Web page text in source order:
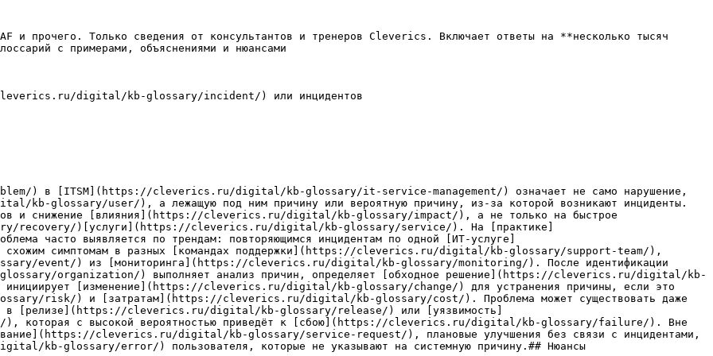
и прочего. Только сведения от консультантов и тренеров Cleverics. Включает ответы на **несколько тысяч
с примерами, объяснениями и нюансами
cleverics.ru/digital/kb-glossary/incident/) или инцидентов
) в [ITSM](https://cleverics.ru/digital/kb-glossary/it-service-management/) означает не само нарушение,
glossary/user/), а лежащую под ним причину или вероятную причину, из‑за которой возникают инциденты.
и снижение [влияния](https://cleverics.ru/digital/kb-glossary/impact/), а не только на быстрое
recovery/)[услуги](https://cleverics.ru/digital/kb-glossary/service/). На [практике]
выявляется по трендам: повторяющимся инцидентам по одной [ИТ-услуге]
симптомам в разных [командах поддержки](https://cleverics.ru/digital/kb-glossary/support-team/),
event/) из [мониторинга](https://cleverics.ru/digital/kb-glossary/monitoring/). После идентификации
organization/) выполняет анализ причин, определяет [обходное решение](https://cleverics.ru/digital/kb-
инициирует [изменение](https://cleverics.ru/digital/kb-glossary/change/) для устранения причины, если это
risk/) и [затратам](https://cleverics.ru/digital/kb-glossary/cost/). Проблема может существовать даже
в [релизе](https://cleverics.ru/digital/kb-glossary/release/) или [уязвимость]
с высокой вероятностью приведёт к [сбою](https://cleverics.ru/digital/kb-glossary/failure/). Вне
cleverics.ru/digital/kb-glossary/service-request/), плановые улучшения без связи с инцидентами,
kb-glossary/error/) пользователя, которые не указывают на системную причину.## Нюансы